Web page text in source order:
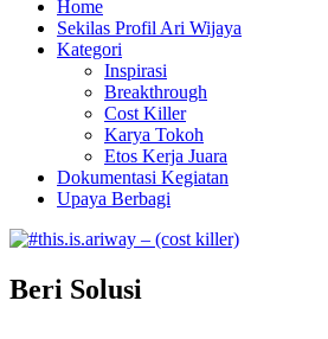
Home
Sekilas Profil Ari Wijaya
Kategori
Inspirasi
Breakthrough
Cost Killer
Karya Tokoh
Etos Kerja Juara
Dokumentasi Kegiatan
Upaya Berbagi
Beri Solusi